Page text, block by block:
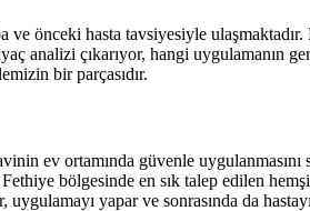
ve önceki hasta tavsiyesiyle
analizi çıkarıyor, hangi uygulamanın
bir parçasıdır.
ev ortamında güvenle
Fethiye bölgesinde en sık talep edilen
yapar ve sonrasında da